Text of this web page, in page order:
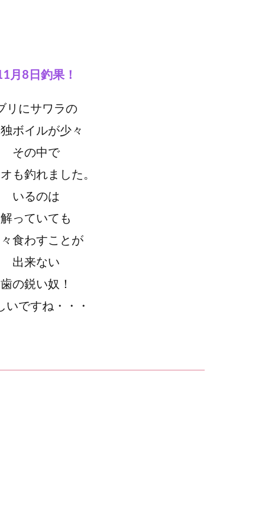
月8日釣果！
リにサワラの
ボイルが少々
その中で
も釣れました。
いるのは
解っていても
食わすことが
出来ない
歯の鋭い奴！
いですね・・・